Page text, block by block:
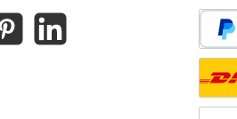
LinkedIn